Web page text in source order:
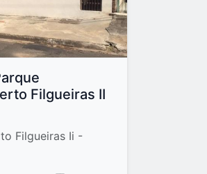
Filgueiras II
Filgueiras Ii -